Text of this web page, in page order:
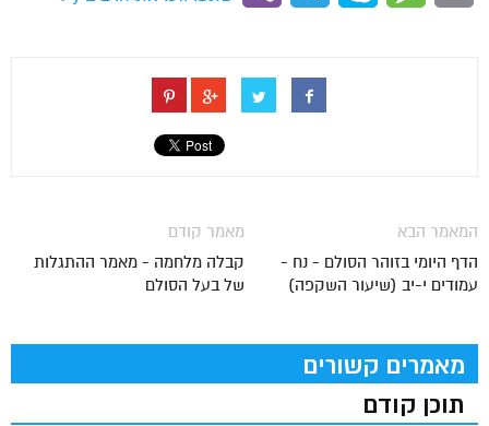
מאמר קודם
קבלה מלחמה - מאמר ההתגלות
של בעל הסולם
המאמר הבא
הדף היומי בזוהר הסולם - נח -
עמודים י-יב (שיעור השקפה)
מאמרים קשורים
תוכן קודם